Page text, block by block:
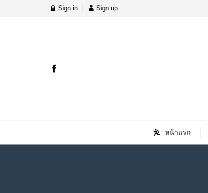
Sign in Sign up
หน้าแรก